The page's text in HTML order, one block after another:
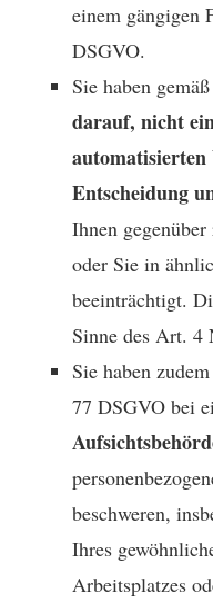
einem gängigen
DSGVO.
Sie haben
darauf, nicht
Entscheidung
Ihnen
oder Sie in
beeinträchtigt.
Sinne des Art. 4
Sie haben
77 DSGVO bei
beschweren,
Ihres
Arbeitsplatzes